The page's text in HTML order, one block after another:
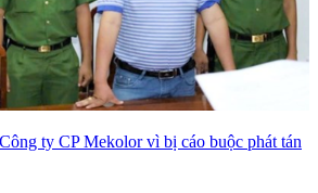
ty CP Mekolor vì bị cáo buộc phát tán